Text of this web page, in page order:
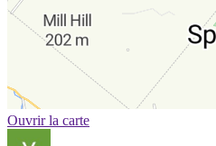
Ouvrir la carte